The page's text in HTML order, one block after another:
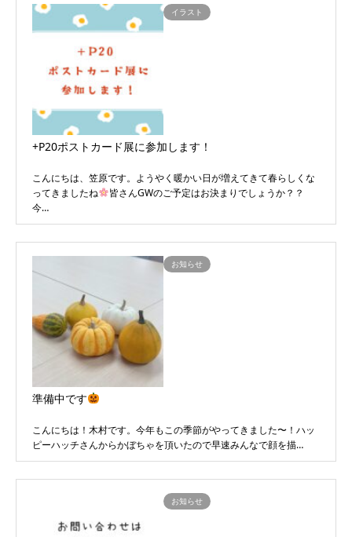
イラスト
+P20ポストカード展に参加します！
こんにちは、笠原です。ようやく暖かい日が増えてきて春らしくな
ってきましたね
皆さんGWのご予定はお決まりでしょうか？？
今…
お知らせ
準備中です
こんにちは！木村です。今年もこの季節がやってきました〜！ハッ
ピーハッチさんからかぼちゃを頂いたので早速みんなで顔を描…
お知らせ